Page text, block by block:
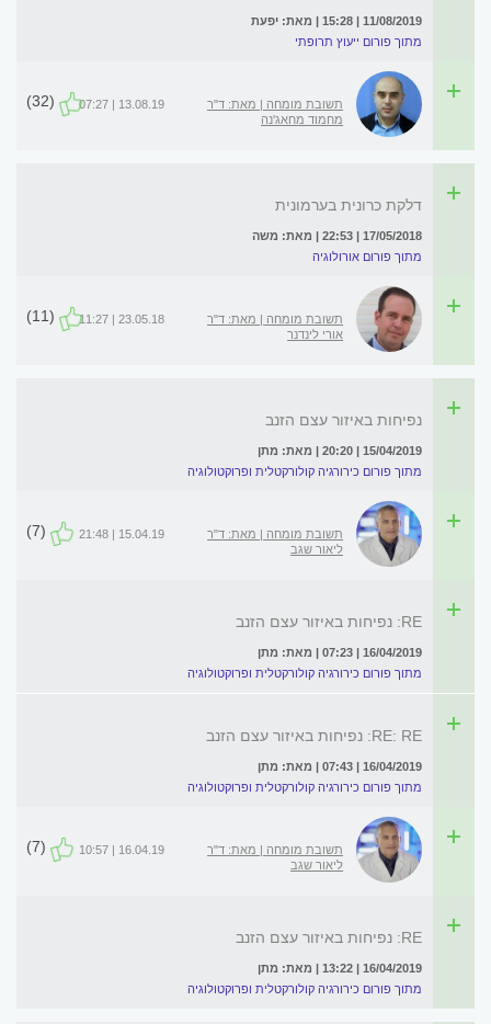
11/08/2019 | 15:28 | מאת: יפעת
מתוך פורום ייעוץ תרופתי
תשובת מומחה | מאת: ד"ר
מחמוד מחאג'נה
13.08.19 | 07:27
(32)
דלקת כרונית בערמונית
17/05/2018 | 22:53 | מאת: משה
מתוך פורום אורולוגיה
תשובת מומחה | מאת: ד"ר
אורי לינדנר
23.05.18 | 11:27
(11)
נפיחות באיזור עצם הזנב
15/04/2019 | 20:20 | מאת: מתן
מתוך פורום כירורגיה קולורקטלית ופרוקטולוגיה
תשובת מומחה | מאת: ד"ר
ליאור שגב
15.04.19 | 21:48
(7)
RE: נפיחות באיזור עצם הזנב
16/04/2019 | 07:23 | מאת: מתן
מתוך פורום כירורגיה קולורקטלית ופרוקטולוגיה
RE: RE: נפיחות באיזור עצם הזנב
16/04/2019 | 07:43 | מאת: מתן
מתוך פורום כירורגיה קולורקטלית ופרוקטולוגיה
תשובת מומחה | מאת: ד"ר
ליאור שגב
16.04.19 | 10:57
(7)
RE: נפיחות באיזור עצם הזנב
16/04/2019 | 13:22 | מאת: מתן
מתוך פורום כירורגיה קולורקטלית ופרוקטולוגיה